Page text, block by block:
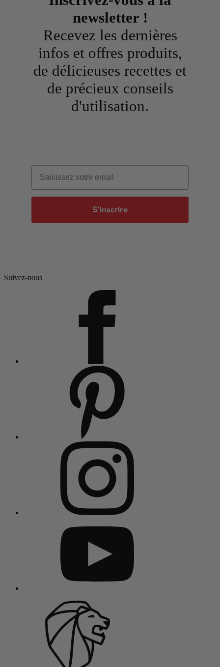
newsletter !
Recevez les dernières
infos et offres produits,
de délicieuses recettes et
de précieux conseils
d'utilisation.
Email
S'inscrire
Suivez-nous